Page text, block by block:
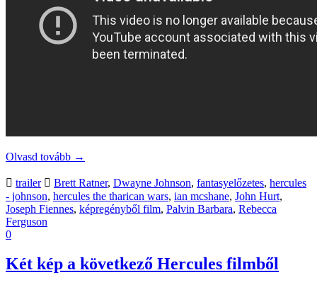
Olvasd tovább →
trailer Brett Ratner, Dwayne Johnson, fantasyelőzetes, hercules
- johnson, hercules the tharican wars, ian mcshane, John Hurt,
Joseph Fiennes, képregényből film, Palvin Barbara, Rebecca
Ferguson
0
Két kép a következő Hercules filmből